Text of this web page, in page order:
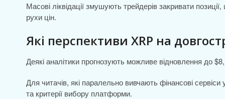
Масові ліквідації змушують трейдерів закривати
рухи цін.
Які перспективи XRP на
Деякі аналітики прогнозують можливе відновлення до
Для читачів, які паралельно вивчають фінансові
та критерії вибору платформи.